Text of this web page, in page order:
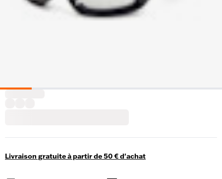
Livraison gratuite à partir de 50 € d'achat